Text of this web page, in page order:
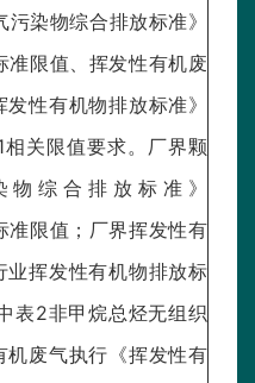
染物综合排放标准》
限值、挥发性有机废
性有机物排放标准》
关限值要求。厂界颗
综合排放标准》
准限值；厂界挥发性有
挥发性有机物排放标
表2非甲烷总烃无组织
废气执行《挥发性有